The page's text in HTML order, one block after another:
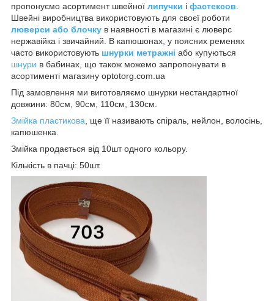
пропонуємо асортимент швейної липучки і фастексов
Швейні виробництва використовують для своєї роботи
люверси або блочку в наявності в магазині є люверс
нержавійка і звичайний. В капюшонах, у поясних ременях
часто використовують шнурки метражні або купуються
шнури в бабинах, що також можемо запропонувати в
асортименті магазину optotorg.com.ua
Під замовлення ми виготовляємо шнурки нестандартної
довжини: 80см, 90см, 110см, 130см.
Змійка пластикова , ще її називають спіраль, нейлон, волосінь,
капюшенка.
Змійка продається від 10шт одного кольору.
Кількість в пачці: 50шт.